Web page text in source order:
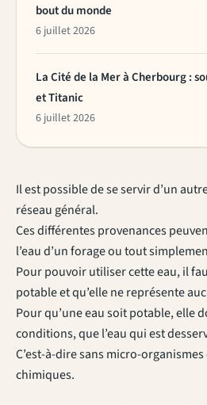
Il est possible de se servir d’un
réseau général.
Ces différentes provenances
l’eau d’un forage ou tout
Pour pouvoir utiliser cette eau, il
potable et qu’elle ne représente
Pour qu’une eau soit potable, elle
conditions, que l’eau qui est
C’est-à-dire sans micro-
chimiques.
bout du monde
6 juillet 2026
La Cité de la Mer à Cherbourg :
et Titanic
6 juillet 2026